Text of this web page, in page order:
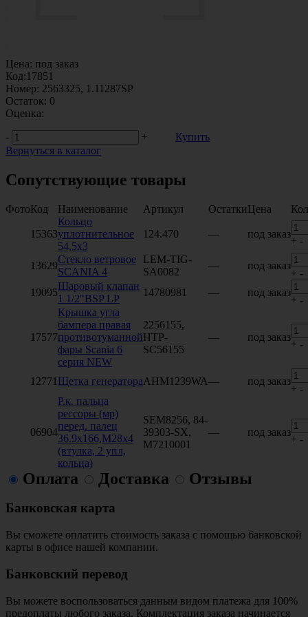
Цена: под заказ
Код:17851
Номер: 2563325, 1.11287SP
Остаток: 0
Оценка:
-
+
Купить
Вернуться в каталог
Сопутствующие товары
ФотоКод Наименование Артикул ОстаткиЦена
15363
Кольцо
уплотнительное
54,5х3
124.470 — под заказ
+ -
13629
Стекло ветровое
SCANIA 4
LEM-TIG-
SA0082
— под заказ
+ -
19095
Шаровый клапан
1 1/2"BSP LP
14780981 — под заказ
+ -
17577
Крышка угла
бампера правая
противотуманной
фары Scania 6
серия NEW
2256155,
HTP-
SC56155
— под заказ
+ -
12771 Щетка генератораAHM1239WA— под заказ
+ -
06904
Р.к. пальца
рессоры (мр)
перед. палец
36.9х166,М28х4
(втулка, 2 упл,
кольца)
SEM8256, 84-
39303-SX,
M7210001
— под заказ
+ -
Оплата Доставка Отзывы
Банковская карта
Вы сможете оплатить стоимость заказа с помощью банковской
карты в офисе нашей компании.
Банковский перевод
Вы можете воспользоваться данным видом платежа для 100%
предоплаты любого заказа. Комплектация заказа начинается